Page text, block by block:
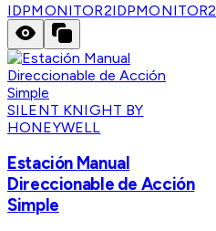
IDPMONITOR2IDPMONITOR2
SILENT KNIGHT BY
HONEYWELL
Estación Manual
Direccionable de Acción
Simple